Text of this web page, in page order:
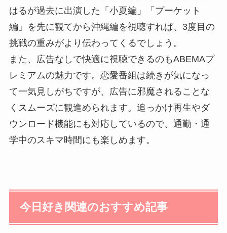
はるが過去に出演した「小夏編」「プーケット
編」を先に観てから沖縄編を視聴すれば、3度目の
挑戦の重みがより伝わってくるでしょう。
また、広告なしで快適に視聴できるのもABEMAプ
レミアムの魅力です。恋愛番組は続きが気になっ
て一気見しがちですが、広告に邪魔されることな
くスムーズに観進められます。追っかけ再生やダ
ウンロード機能にも対応しているので、通勤・通
学中のスキマ時間にも楽しめます。
今日好き関連のおすすめ記事